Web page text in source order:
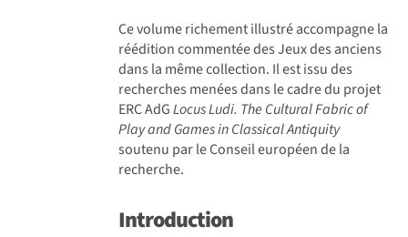
Ce volume richement illustré accompagne la
réédition commentée des Jeux des anciens
dans la même collection. Il est issu des
recherches menées dans le cadre du projet
ERC AdGLocus Ludi. The Cultural Fabric of
Play and Games in Classical Antiquity
soutenu par le Conseil européen de la
recherche.
Introduction